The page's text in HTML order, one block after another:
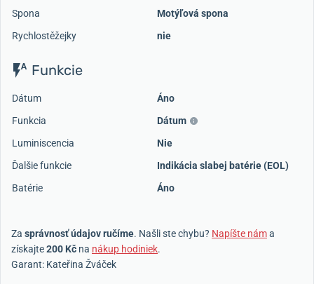
Spona
Motýľová spona
Rychlostěžejky
nie
Funkcie
Dátum
Áno
Funkcia
Dátum
Luminiscencia
Nie
Ďalšie funkcie
Indikácia slabej batérie (EOL)
Batérie
Áno
Za správnosť údajov ručíme. Našli ste chybu? Napíšte náma
získajte200 Kč na nákup hodiniek.
Garant: Kateřina Žváček